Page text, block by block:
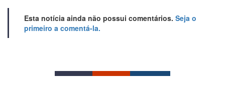
Esta notícia ainda não possui comentários. Seja o
primeiro a comentá-la.